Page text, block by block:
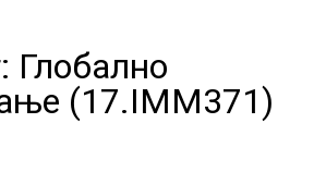
Глобално
(17.IMM371)